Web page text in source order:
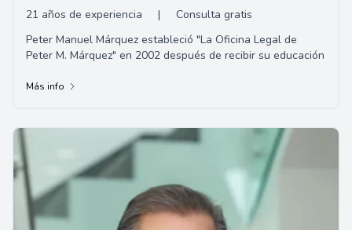
21 años de experiencia |
Consulta gratis
Peter Manuel Márquez estableció "La Oficina Legal de
Peter M. Márquez" en 2002 después de recibir su educación
Más info